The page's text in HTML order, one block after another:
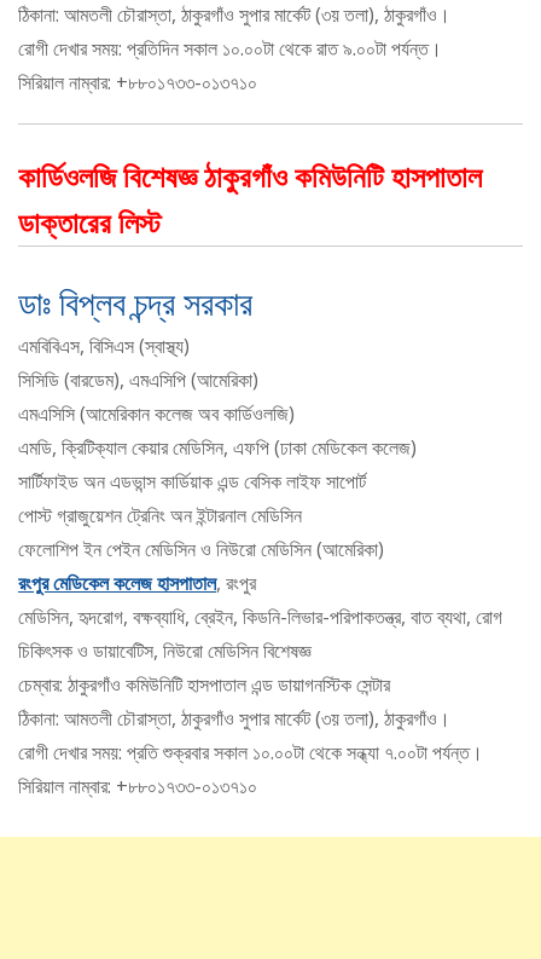
ঠিকানা: আমতলী চৌরাস্তা, ঠাকুরগাঁও সুপার মার্কেট (৩য় তলা), ঠাকুরগাঁও।
রোগী দেখার সময়: প্রতিদিন সকাল ১০.০০টা থেকে রাত ৯.০০টা পর্যন্ত।
সিরিয়াল নাম্বার: +৮৮০১৭৩৩-০১৩৭১০
কার্ডিওলজি বিশেষজ্ঞ ঠাকুরগাঁও কমিউনিটি হাসপাতাল
ডাক্তারের লিস্ট
ডাঃ বিপ্লব চন্দ্র সরকার
এমবিবিএস, বিসিএস (স্বাস্থ্য)
সিসিডি (বারডেম), এমএসিপি (আমেরিকা)
এমএসিসি (আমেরিকান কলেজ অব কার্ডিওলজি)
এমডি, ক্রিটিক্যাল কেয়ার মেডিসিন, এফপি (ঢাকা মেডিকেল কলেজ)
সার্টিফাইড অন এডভান্স কার্ডিয়াক এন্ড বেসিক লাইফ সাপোর্ট
পোস্ট গ্রাজুয়েশন ট্রেনিং অন ইন্টারনাল মেডিসিন
ফেলোশিপ ইন পেইন মেডিসিন ও নিউরো মেডিসিন (আমেরিকা)
রংপুর মেডিকেল কলেজ হাসপাতাল, রংপুর
মেডিসিন, হৃদরোগ, বক্ষব্যাধি, ব্রেইন, কিডনি-লিভার-পরিপাকতন্ত্র, বাত ব্যথা, রোগ
চিকিৎসক ও ডায়াবেটিস, নিউরো মেডিসিন বিশেষজ্ঞ
চেম্বার: ঠাকুরগাঁও কমিউনিটি হাসপাতাল এন্ড ডায়াগনস্টিক সেন্টার
ঠিকানা: আমতলী চৌরাস্তা, ঠাকুরগাঁও সুপার মার্কেট (৩য় তলা), ঠাকুরগাঁও।
রোগী দেখার সময়: প্রতি শুক্রবার সকাল ১০.০০টা থেকে সন্ধ্যা ৭.০০টা পর্যন্ত।
সিরিয়াল নাম্বার: +৮৮০১৭৩৩-০১৩৭১০